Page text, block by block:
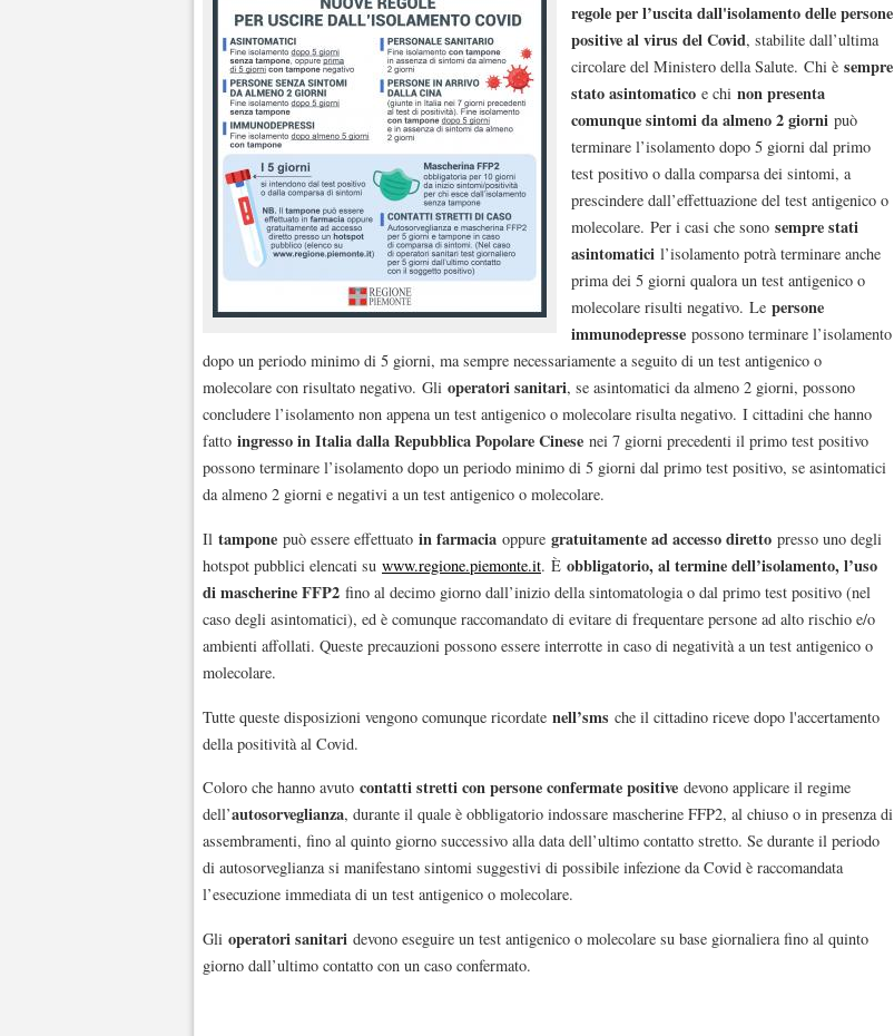
regole per l’uscita dall'isolamento delle persone
positive al virus del Covid, stabilite dall’ultima
circolare del Ministero della Salute. Chi è sempre
stato asintomatico e chi non presenta
comunque sintomi da almeno 2 giorni può
terminare l’isolamento dopo 5 giorni dal primo
test positivo o dalla comparsa dei sintomi, a
prescindere dall’effettuazione del test antigenico o
molecolare. Per i casi che sono sempre stati
asintomatici l’isolamento potrà terminare anche
prima dei 5 giorni qualora un test antigenico o
molecolare risulti negativo. Le persone
immunodepresse possono terminare l’isolamento
dopo un periodo minimo di 5 giorni, ma sempre necessariamente a seguito di un test antigenico o
molecolare con risultato negativo. Gli operatori sanitari, se asintomatici da almeno 2 giorni, possono
concludere l’isolamento non appena un test antigenico o molecolare risulta negativo. I cittadini che hanno
fatto ingresso in Italia dalla Repubblica Popolare Cinese nei 7 giorni precedenti il primo test positivo
possono terminare l’isolamento dopo un periodo minimo di 5 giorni dal primo test positivo, se asintomatici
da almeno 2 giorni e negativi a un test antigenico o molecolare.
Il tampone può essere effettuato in farmacia oppure gratuitamente ad accesso diretto presso uno degli
hotspot pubblici elencati su www.regione.piemonte.it. È obbligatorio, al termine dell’isolamento, l’uso
di mascherine FFP2 fino al decimo giorno dall’inizio della sintomatologia o dal primo test positivo (nel
caso degli asintomatici), ed è comunque raccomandato di evitare di frequentare persone ad alto rischio e/o
ambienti affollati. Queste precauzioni possono essere interrotte in caso di negatività a un test antigenico o
molecolare.
Tutte queste disposizioni vengono comunque ricordate nell’sms che il cittadino riceve dopo l'accertamento
della positività al Covid.
Coloro che hanno avuto contatti stretti con persone confermate positive devono applicare il regime
dell’autosorveglianza, durante il quale è obbligatorio indossare mascherine FFP2, al chiuso o in presenza di
assembramenti, fino al quinto giorno successivo alla data dell’ultimo contatto stretto. Se durante il periodo
di autosorveglianza si manifestano sintomi suggestivi di possibile infezione da Covid è raccomandata
l’esecuzione immediata di un test antigenico o molecolare.
Gli operatori sanitari devono eseguire un test antigenico o molecolare su base giornaliera fino al quinto
giorno dall’ultimo contatto con un caso confermato.